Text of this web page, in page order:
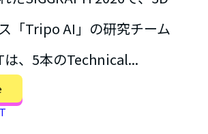
「Tripo AI」の研究チーム
は、5本のTechnical...